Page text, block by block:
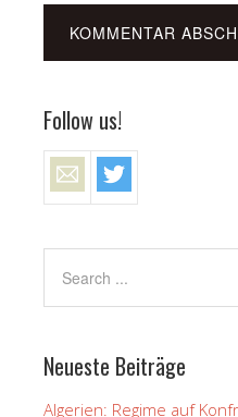
Follow us!
Neueste Beiträge
Algerien: Regime auf